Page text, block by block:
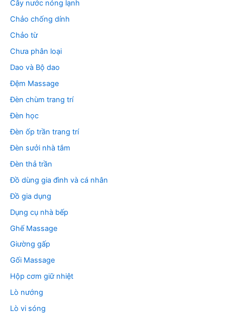
Cây nước nóng lạnh
Chảo chống dính
Chảo từ
Chưa phân loại
Dao và Bộ dao
Đệm Massage
Đèn chùm trang trí
Đèn học
Đèn ốp trần trang trí
Đèn sưởi nhà tắm
Đèn thả trần
Đồ dùng gia đình và cá nhân
Đồ gia dụng
Dụng cụ nhà bếp
Ghế Massage
Giường gấp
Gối Massage
Hộp cơm giữ nhiệt
Lò nướng
Lò vi sóng